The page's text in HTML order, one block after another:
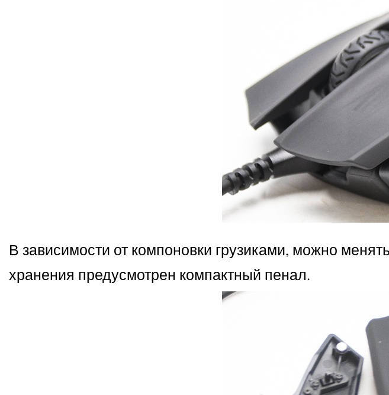
В зависимости от компоновки грузиками, можно
хранения предусмотрен компактный пенал.